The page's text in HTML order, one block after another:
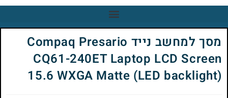
מסך למחשב נייד Compaq Presario
CQ61-240ET Laptop LCD Screen
15.6 WXGA Matte (LED backlight)